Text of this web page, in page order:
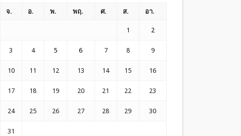
จ. อ. พ. พฤ. ศ. ส. อา.
1 2
3 4 5 6 7 8 9
10 11 12 13 14 15 16
17 18 19 20 21 22 23
24 25 26 27 28 29 30
31